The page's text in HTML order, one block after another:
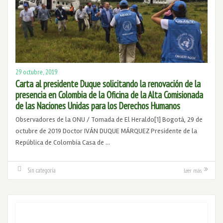
29 octubre, 2019
Carta al presidente Duque solicitando la renovación de la
presencia en Colombia de la Oficina de la Alta Comisionada
de las Naciones Unidas para los Derechos Humanos
Observadores de la ONU / Tomada de El Heraldo[1] Bogotá, 29 de
octubre de 2019 Doctor IVÁN DUQUE MÁRQUEZ Presidente de la
República de Colombia Casa de …
Sin categoría Leer más